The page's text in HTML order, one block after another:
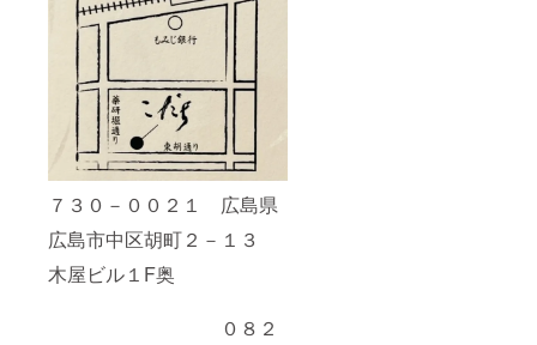
７３０－００２１ 広島県
広島市中区胡町２－１３
木屋ビル１F奥
０８２